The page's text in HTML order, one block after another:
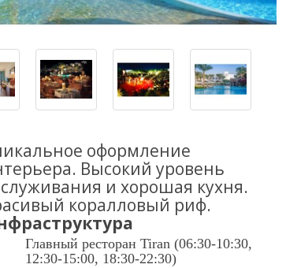
оформление
Высокий уровень
и хорошая кухня.
коралловый риф.
Главный ресторан Tiran (06:30-10:30,
12:30-15:00, 18:30-22:30)